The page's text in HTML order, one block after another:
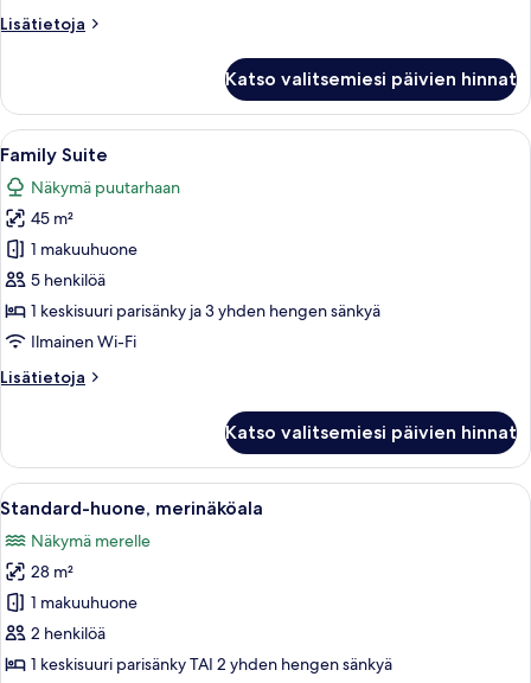
kuvat
Lisätietoja
Lisätietoja
Room
with
Land
View
Katso valitsemiesi päivien hinnat
Avaa
kaikki
huonetyypin
Family
Suite
kuvat
Hotellihuone, jossa on sänky,
5
Family Suite
Näkymä puutarhaan
45 m²
1 makuuhuone
5 henkilöä
1 keskisuuri parisänky ja 3 yhden hengen sänkyä
Ilmainen Wi-Fi
Lisätietoja
Lisätietoja
Katso valitsemiesi päivien hinnat
Avaa
kaikki
huonetyypin
Standard-
huone,
merinäköala
kuvat
Hotellihuone, jossa on sänky,
5
Standard-huone, merinäköala
Näkymä merelle
28 m²
1 makuuhuone
2 henkilöä
1 keskisuuri parisänky TAI 2 yhden hengen sänkyä